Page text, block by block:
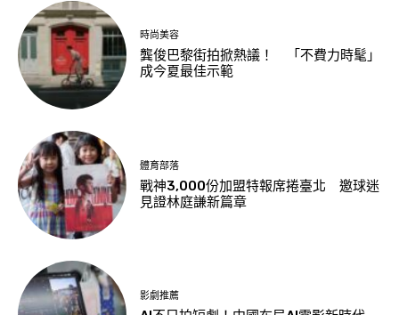
時尚美容
龔俊巴黎街拍掀熱議！ 「不費力時髦」
成今夏最佳示範
體育部落
戰神3,000份加盟特報席捲臺北 邀球迷
見證林庭謙新篇章
影劇推薦